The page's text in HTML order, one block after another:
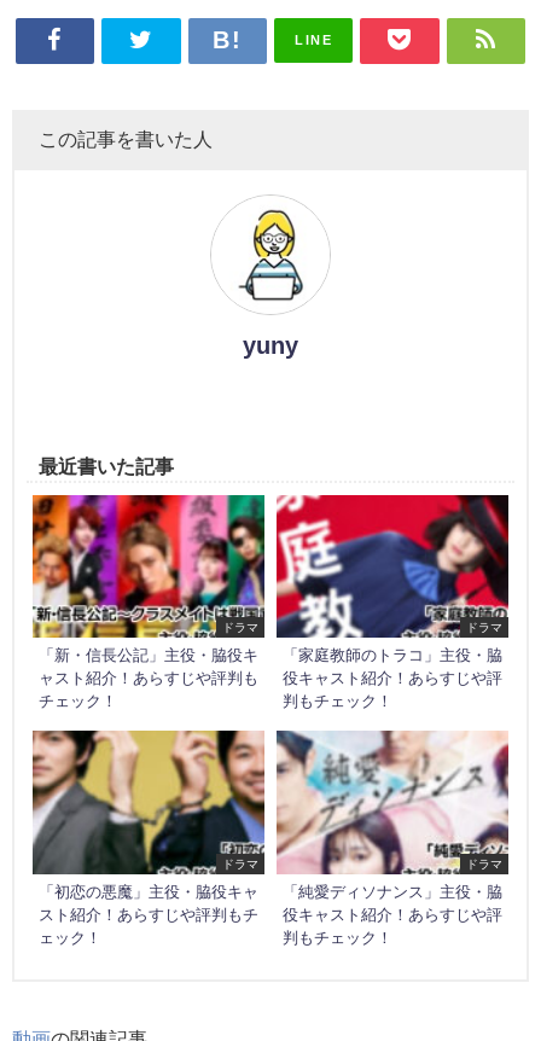
LINE
この記事を書いた人
yuny
最近書いた記事
ドラマ
「新・信長公記」主役・脇役キ
ャスト紹介！あらすじや評判も
チェック！
ドラマ
「家庭教師のトラコ」主役・脇
役キャスト紹介！あらすじや評
判もチェック！
ドラマ
「初恋の悪魔」主役・脇役キャ
スト紹介！あらすじや評判もチ
ェック！
ドラマ
「純愛ディソナンス」主役・脇
役キャスト紹介！あらすじや評
判もチェック！